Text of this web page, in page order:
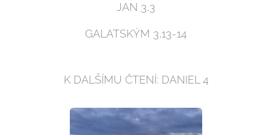
JAN 3,3
GALATSKÝM 3,13-14
K DALŠÍMU ČTENÍ: DANIEL 4